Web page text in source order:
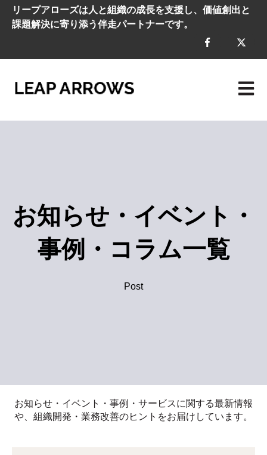
リープアローズは人と組織の成長を支援し、価値創出と
課題解決に寄り添う伴走パートナーです。
メイ
お知らせ・イベント・
事例・コラム一覧
Post
お知らせ・イベント・事例・サービスに関する最新情報
や、組織開発・業務改善のヒントをお届けしています。